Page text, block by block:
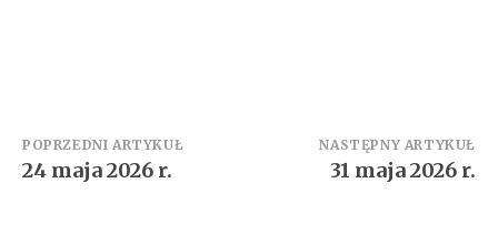
Zobacz
wpisy
POPRZEDNI ARTYKUŁ
24 maja 2026 r.
NASTĘPNY ARTYKUŁ
31 maja 2026 r.